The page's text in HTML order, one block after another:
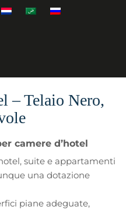
– Telaio Nero,
camere d’hotel
suite e appartamenti
una dotazione
piane adeguate,